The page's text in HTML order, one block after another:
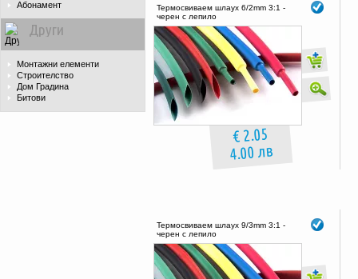
Абонамент
Други
Монтажни елементи
Строителство
Дом Градина
Битови
Термосвиваем шлаух 6/2mm 3:1 -
черен с лепило
€ 2.05
4.00 лв
Термосвиваем шлаух 9/3mm 3:1 -
черен с лепило